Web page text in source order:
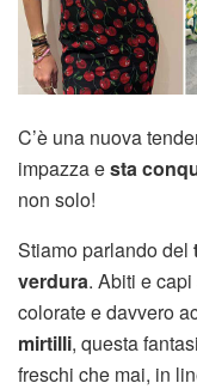
C’è una nuova
impazza esta
non solo!
Stiamo parlando del
verdura. Abiti e
colorate e davvero
mirtilli, questa
freschi che mai, in